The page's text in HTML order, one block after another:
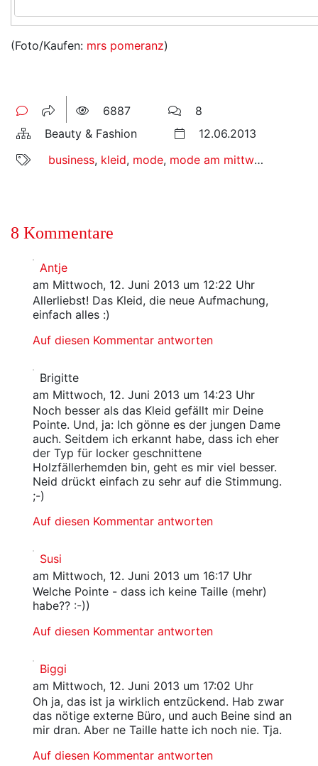
(Foto/Kaufen: mrs pomeranz)
6887
8
Beauty & Fashion
12.06.2013
business, kleid, mode, mode am mittwoch
8 Kommentare
Antje
am Mittwoch, 12. Juni 2013 um 12:22 Uhr
Allerliebst! Das Kleid, die neue Aufmachung,
einfach alles :)
Auf diesen Kommentar antworten
Brigitte
am Mittwoch, 12. Juni 2013 um 14:23 Uhr
Noch besser als das Kleid gefällt mir Deine
Pointe. Und, ja: Ich gönne es der jungen Dame
auch. Seitdem ich erkannt habe, dass ich eher
der Typ für locker geschnittene
Holzfällerhemden bin, geht es mir viel besser.
Neid drückt einfach zu sehr auf die Stimmung.
;-)
Auf diesen Kommentar antworten
Susi
am Mittwoch, 12. Juni 2013 um 16:17 Uhr
Welche Pointe - dass ich keine Taille (mehr)
habe?? :-))
Auf diesen Kommentar antworten
Biggi
am Mittwoch, 12. Juni 2013 um 17:02 Uhr
Oh ja, das ist ja wirklich entzückend. Hab zwar
das nötige externe Büro, und auch Beine sind an
mir dran. Aber ne Taille hatte ich noch nie. Tja.
Auf diesen Kommentar antworten